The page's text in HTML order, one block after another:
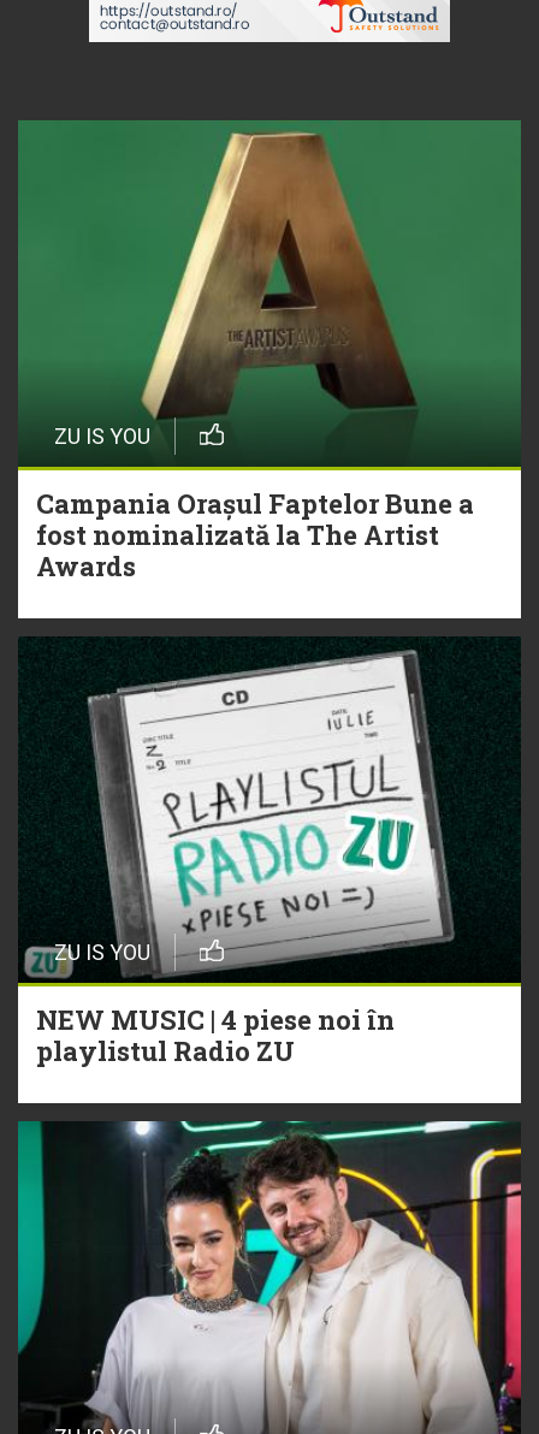
ZU IS YOU
Campania Orașul Faptelor Bune a
fost nominalizată la The Artist
Awards
ZU IS YOU
NEW MUSIC | 4 piese noi în
playlistul Radio ZU